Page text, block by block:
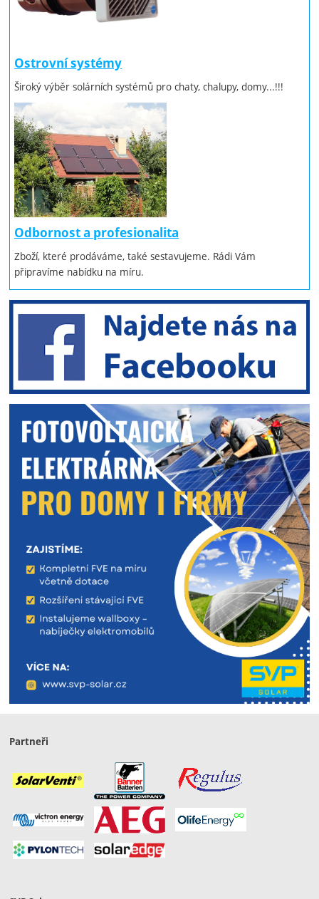
Ostrovní systémy
Široký výběr solárních systémů pro chaty, chalupy, domy...!!!
Odbornost a profesionalita
Zboží, které prodáváme, také sestavujeme. Rádi Vám
připravíme nabídku na míru.
Partneři